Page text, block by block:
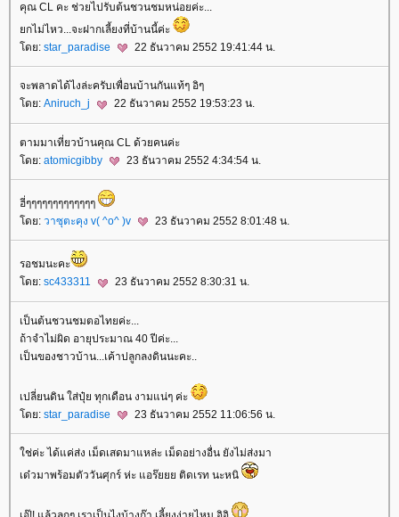
คุณ CL คะ ช่วยไปรับต้นชวนชมหน่อยค่ะ...
กไม่ไหว...จะฝากเลี้ยงที่บ้านนี้ค่ะ
ดย: star_paradise 22 ธันวาคม 2552 19:41:44 น.
จะพลาดได้ไงล่ะครับเพื่อนบ้านกันแท้ๆ อิๆ
ดย: Aniruch_j 22 ธันวาคม 2552 19:53:23 น.
ตามมาเที่ยวบ้านคุณ CL ด้วยคนค่ะ
ดย: atomicgibby 23 ธันวาคม 2552 4:34:54 น.
ฮี่ๆๆๆๆๆๆๆๆๆๆๆๆๆ
ดย: วาซุตะคุง v( ^o^ )v 23 ธันวาคม 2552 8:01:48 น.
รอชมนะคะ
ดย: sc433311 23 ธันวาคม 2552 8:30:31 น.
เป็นต้นชวนชมตอไทยค่ะ...
ถ้าจำไม่ผิด อายุประมาณ 40 ปีค่ะ...
เป็นของชาวบ้าน...เค้าปลูกลงดินนะคะ..
เปลี่ยนดิน ใส่ปุ๋ย ทุกเดือน งามแน่ๆ ค่ะ
ดย: star_paradise 23 ธันวาคม 2552 11:06:56 น.
ช่ค่ะ ได้แค่ส่ง เม็ดเสดมาแหล่ะ เม็ดอย่างอื่น ยังไม่ส่งมา
เด๋วมาพร้อมตัววันศุกร์ ห่ะ แอร๊ยยย ติดเรท นะหนิ